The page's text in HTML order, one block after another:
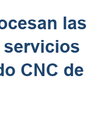
las
servicios
CNC de